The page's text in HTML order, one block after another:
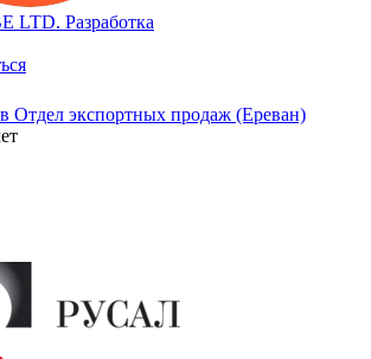
LTD. Разработка
Отдел экспортных продаж (Ереван)